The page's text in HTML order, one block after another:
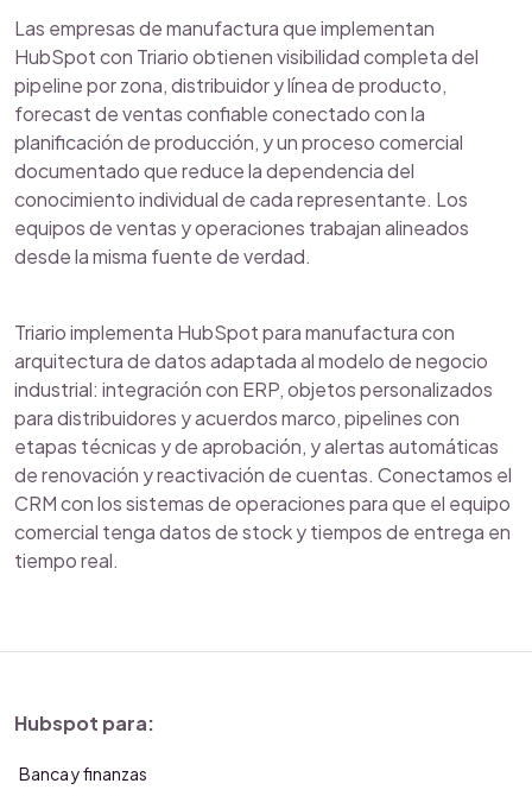
Las empresas de manufactura que implementan
HubSpot con Triario obtienen visibilidad completa del
pipeline por zona, distribuidor y línea de producto,
forecast de ventas confiable conectado con la
planificación de producción, y un proceso comercial
documentado que reduce la dependencia del
conocimiento individual de cada representante. Los
equipos de ventas y operaciones trabajan alineados
desde la misma fuente de verdad.
Triario implementa HubSpot para manufactura con
arquitectura de datos adaptada al modelo de negocio
industrial: integración con ERP, objetos personalizados
para distribuidores y acuerdos marco, pipelines con
etapas técnicas y de aprobación, y alertas automáticas
de renovación y reactivación de cuentas. Conectamos el
CRM con los sistemas de operaciones para que el equipo
comercial tenga datos de stock y tiempos de entrega en
tiempo real.
Hubspot para:
Banca y finanzas